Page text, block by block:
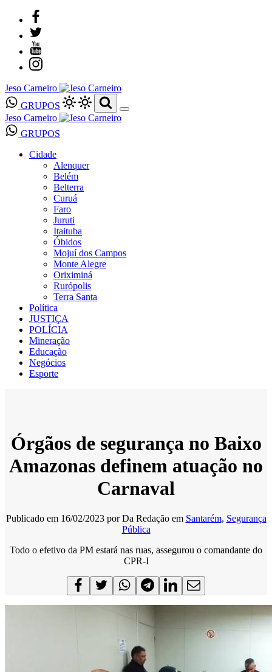
Jeso Carneiro
GRUPOS
Jeso Carneiro
GRUPOS
Cidade
Alenquer
Belém
Belterra
Curuá
Faro
Juruti
Itaituba
Óbidos
Mojuí dos Campos
Monte Alegre
Oriximiná
Rurópolis
Terra Santa
Política
JUSTIÇA
POLÍCIA
Mineração
Educação
Negócios
Esporte
Órgãos de segurança no Baixo
Amazonas definem atuação no
Carnaval
Publicado em 16/02/2023 porDa Redação em Santarém, Segurança
Pública
Todo o efetivo da PM estará nas ruas, assegurou o comandante do
CPR-I